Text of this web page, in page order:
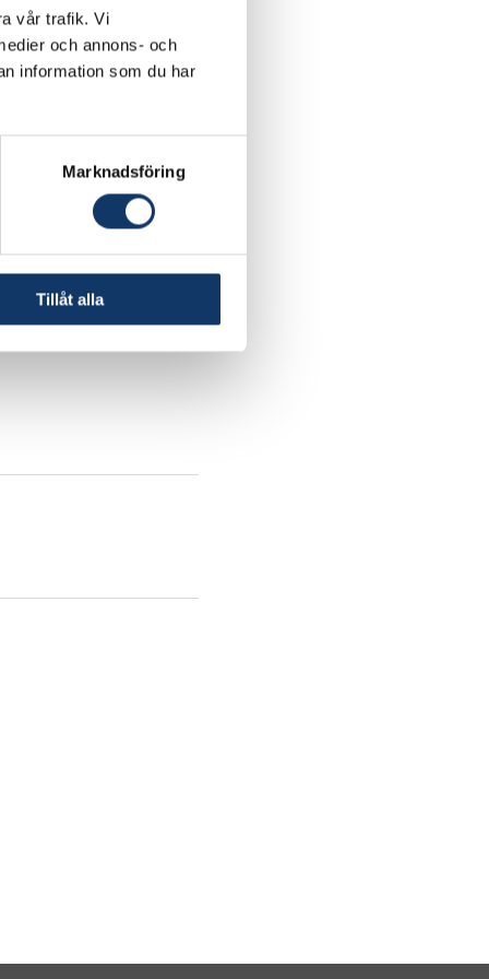
vår trafik. Vi
och annons- och
information som du har
Marknadsföring
Tillåt alla